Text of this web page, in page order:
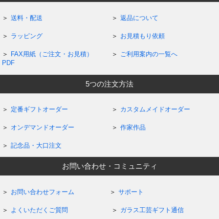
送料・配送 返品について
ラッピング お見積もり依頼
FAX用紙（ご注文・お見積）
PDF
ご利用案内の一覧へ
5つの注文方法
定番ギフトオーダー カスタムメイドオーダー
オンデマンドオーダー 作家作品
記念品・大口注文
お問い合わせ・コミュニティ
お問い合わせフォーム サポート
よくいただくご質問 ガラス工芸ギフト通信